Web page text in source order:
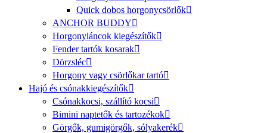
Quick dobos horgonycsörlők
ANCHOR BUDDY
Horgonyláncok kiegészítők
Fender tartók kosarak
Dörzsléc
Horgony vagy csörlőkar tartó
Hajó és csónakkiegészítők
Csónakkocsi, szállító kocsi
Bimini naptetők és tartozékok
Görgők, gumigörgők, sólyakerék